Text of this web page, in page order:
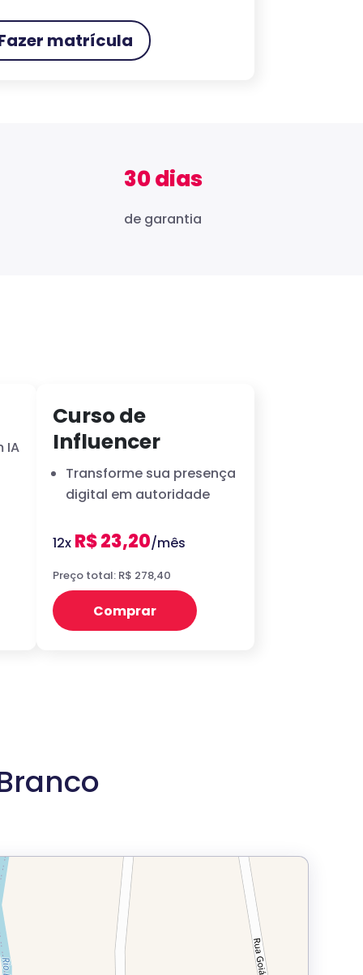
matrícula
30 dias
de garantia
IA
Curso de
Influencer
Transforme sua presença
digital em autoridade
12x R$ 23,20/mês
Preço total: R$ 278,40
Comprar